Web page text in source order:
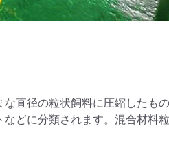
直径の粒状飼料に圧縮したも
どに分類されます。混合材料